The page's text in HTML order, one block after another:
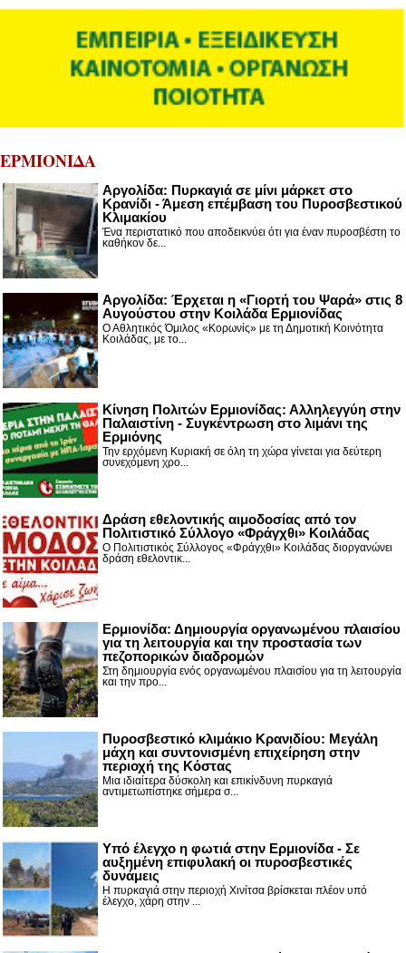
ΕΡΜΙΟΝΙΔΑ
Αργολίδα: Πυρκαγιά σε μίνι μάρκετ στο
Κρανίδι - Άμεση επέμβαση του Πυροσβεστικού
Κλιμακίου
Ένα περιστατικό που αποδεικνύει ότι για έναν πυροσβέστη το
καθήκον δε...
Αργολίδα: Έρχεται η «Γιορτή του Ψαρά» στις 8
Αυγούστου στην Κοιλάδα Ερμιονίδας
Ο Αθλητικός Όμιλος «Κορωνίς» με τη Δημοτική Κοινότητα
Κοιλάδας, με το...
Κίνηση Πολιτών Ερμιονίδας: Αλληλεγγύη στην
Παλαιστίνη - Συγκέντρωση στο λιμάνι της
Ερμιόνης
Την ερχόμενη Κυριακή σε όλη τη χώρα γίνεται για δεύτερη
συνεχόμενη χρο...
Δράση εθελοντικής αιμοδοσίας από τον
Πολιτιστικό Σύλλογο «Φράγχθι» Κοιλάδας
Ο Πολιτιστικός Σύλλογος «Φράγχθι» Κοιλάδας διοργανώνει
δράση εθελοντικ...
Ερμιονίδα: Δημιουργία οργανωμένου πλαισίου
για τη λειτουργία και την προστασία των
πεζοπορικών διαδρομών
Στη δημιουργία ενός οργανωμένου πλαισίου για τη λειτουργία
και την προ...
Πυροσβεστικό κλιμάκιο Κρανιδίου: Μεγάλη
μάχη και συντονισμένη επιχείρηση στην
περιοχή της Κόστας
Μια ιδιαίτερα δύσκολη και επικίνδυνη πυρκαγιά
αντιμετωπίστηκε σήμερα σ...
Υπό έλεγχο η φωτιά στην Ερμιονίδα - Σε
αυξημένη επιφυλακή οι πυροσβεστικές
δυνάμεις
Η πυρκαγιά στην περιοχή Χινίτσα βρίσκεται πλέον υπό
έλεγχο, χάρη στην ...